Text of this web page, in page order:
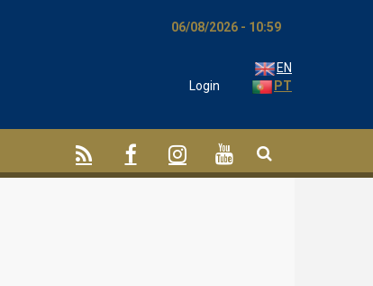
06/08/2026 - 10:59
Login
EN
PT